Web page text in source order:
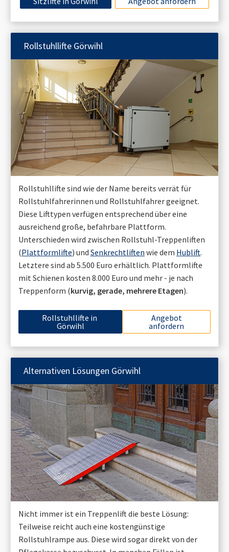
Rollstuhllifte Görwihl
Rollstuhllifte sind wie der Name bereits verrät für
Rollstuhlfahrerinnen und Rollstuhlfahrer geeignet.
Diese Lifttypen verfügen entsprechend über eine
ausreichend große, befahrbare Plattform.
Unterschieden wird zwischen Rollstuhl-Treppenliften
(Plattformlifte) und Senkrechtliften wie dem Hublift.
Letztere sind ab 5.500 Euro erhältlich. Plattformlifte
mit Schienen kosten 8.000 Euro und mehr - je nach
Treppenform (kurvig, gerade, mehrere Etagen).
Rollstuhllifte in
Görwihl
Angebot
anfordern
Alternativen Lösungen Görwihl
Nicht immer ist ein Treppenlift die beste Lösung:
Teilweise reicht auch eine kostengünstige
Rollstuhlrampe aus. Diese wird sogar direkt von der